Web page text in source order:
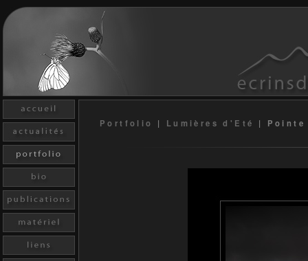
Portfolio | Lumières d'Eté | Pointe